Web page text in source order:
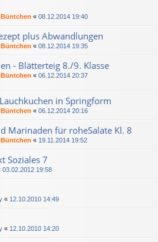
« 08.12.2014 19:40
plus Abwandlungen
« 08.12.2014 19:35
- Blätterteig 8./9. Klasse
« 06.12.2014 20:37
in Springform
« 06.12.2014 20:16
Marinaden für roheSalate Kl. 8
« 19.11.2014 19:52
Soziales 7
03.02.2012 19:58
« 12.10.2010 14:49
« 12.10.2010 14:20